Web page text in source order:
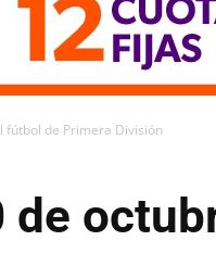
fútbol de Primera División
de